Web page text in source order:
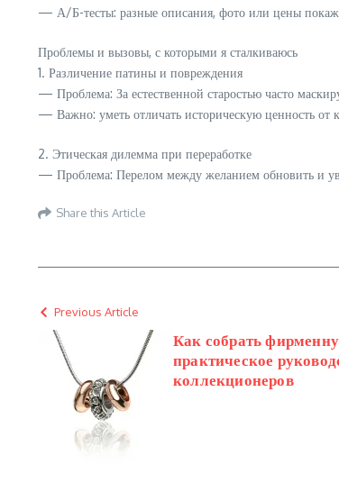
— А/Б-тесты: разные описания, фото или цены
Проблемы и вызовы, с которыми я сталкиваюсь
1. Различение патины и повреждения
— Проблема: За естественной старостью часто
— Важно: уметь отличать историческую ценность от
2. Этическая дилемма при переработке
— Проблема: Перелом между желанием обновить и
Share this Article
Previous Article
Как собрать
практическое
коллекционеров